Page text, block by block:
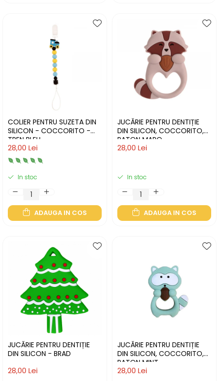
COLIER PENTRU SUZETA DIN
SILICON - COCCORITO -
TREN BLEU
28,00 Lei
In stoc
ADAUGA IN COS
JUCĂRIE PENTRU DENTIȚIE
DIN SILICON, COCCORITO,
RATON MARO
28,00 Lei
In stoc
ADAUGA IN COS
JUCĂRIE PENTRU DENTIȚIE
DIN SILICON - BRAD
28,00 Lei
JUCĂRIE PENTRU DENTIȚIE
DIN SILICON, COCCORITO,
RATON MINT
28,00 Lei